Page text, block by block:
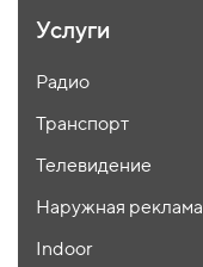
Услуги
Радио
Транспорт
Телевидение
Наружная реклама
Indoor